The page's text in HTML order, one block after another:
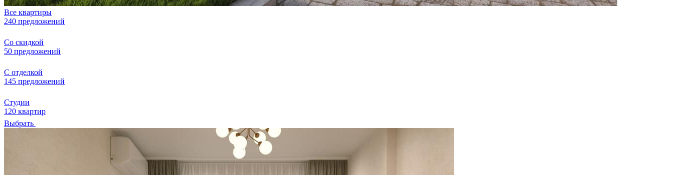
Все квартиры
240 предложений
Со скидкой
50 предложений
С отделкой
145 предложений
Студии
120 квартир
Выбрать